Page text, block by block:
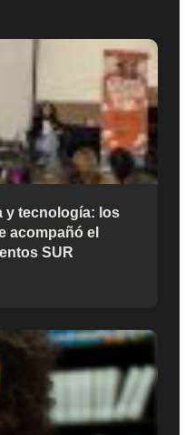
y tecnología: los
acompañó el
SUR